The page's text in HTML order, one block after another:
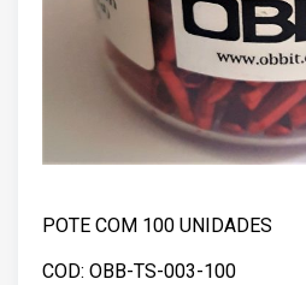
POTE COM 100 UNIDADES
COD: OBB-TS-003-100